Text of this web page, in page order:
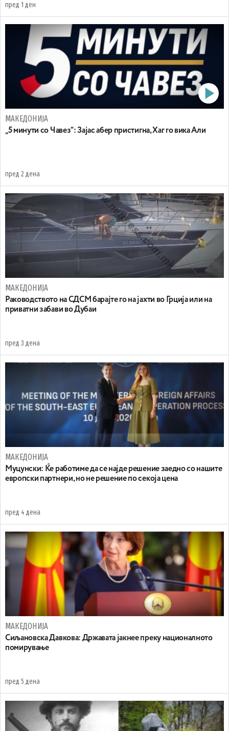
пред 1 ден
МАКЕДОНИЈА
„5 минути со Чавез“: Зајас абер пристигна, Хаг го вика Али
пред 2 дена
МАКЕДОНИЈА
Раководството на СДСМ барајте го на јахти во Грција или на
приватни забави во Дубаи
пред 3 дена
МАКЕДОНИЈА
Муцунски: Ќе работиме да се најде решение заедно со нашите
европски партнери, но не решение по секоја цена
пред 4 дена
МАКЕДОНИЈА
Сиљановска Давкова: Државата јакнее преку националното
помирување
пред 5 дена